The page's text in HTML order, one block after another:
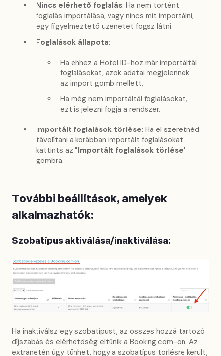
Nincs elérhető foglalás: Ha nem történt
foglalás importálása, vagy nincs mit importálni,
egy figyelmeztető üzenetet fogsz látni.
Foglalások állapota:
Ha ehhez a Hotel ID-hoz már importáltál
foglalásokat, azok adatai megjelennek
az import gomb mellett.
Ha még nem importáltál foglalásokat,
ezt is jelezni fogja a rendszer.
Importált foglalások törlése: Ha el szeretnéd
távolítani a korábban importált foglalásokat,
kattints az "Importált foglalások törlése"
gombra.
További beállítások, amelyek
alkalmazhatók:
Szobatípus aktiválása/inaktiválása:
Ha inaktiválsz egy szobatípust, az összes hozzá tartozó
díjszabás és elérhetőség eltűnik a Booking.com-on. Az
extranetén úgy tűnhet, hogy a szobatípus törlésre került,